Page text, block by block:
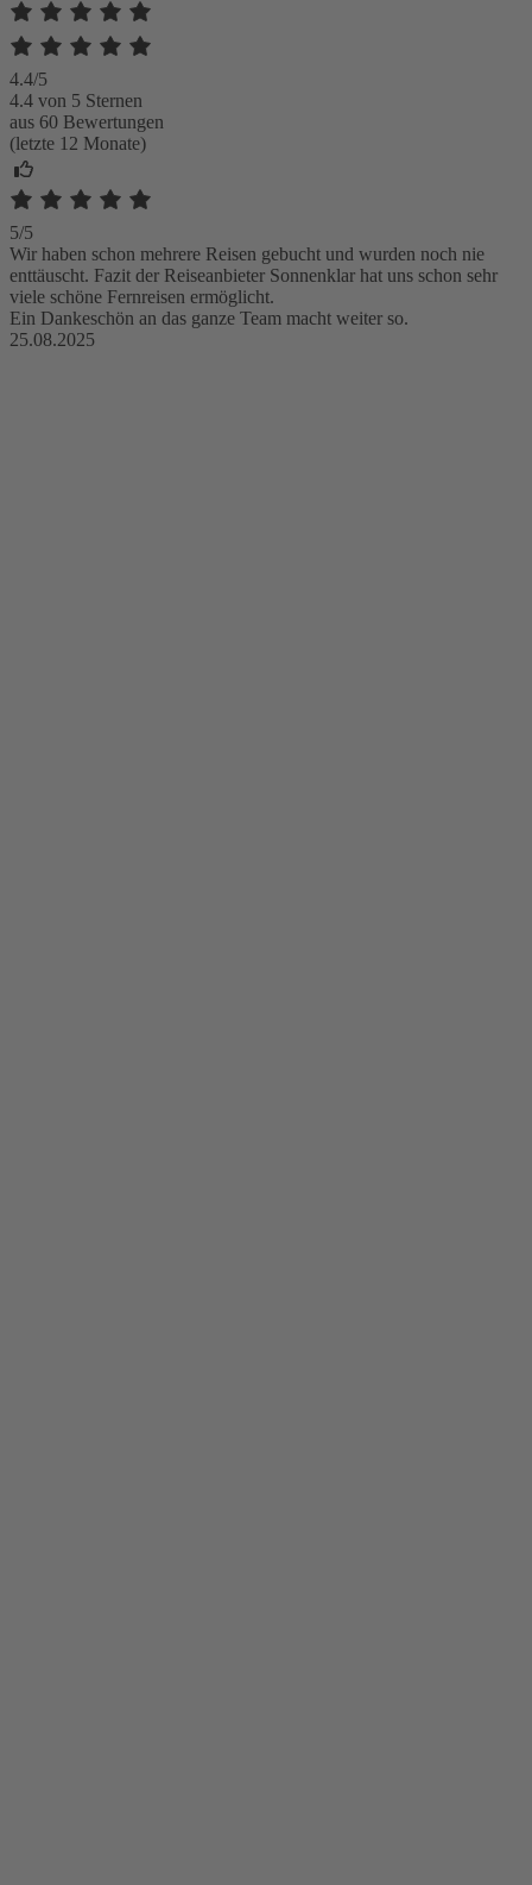
4.4/5
4.4 von 5 Sternen
aus 60 Bewertungen
(letzte 12 Monate)
5/5
Wir haben schon mehrere Reisen gebucht und wurden noch nie
enttäuscht. Fazit der Reiseanbieter Sonnenklar hat uns schon sehr
viele schöne Fernreisen ermöglicht.
Ein Dankeschön an das ganze Team macht weiter so.
25.08.2025